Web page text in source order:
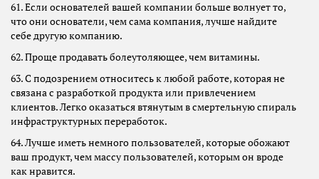
61. Если основателей вашей компании больше волнует то,
что они основатели, чем сама компания, лучше найдите
себе другую компанию.
62. Проще продавать болеутоляющее, чем витамины.
63. С подозрением относитесь к любой работе, которая не
связана с разработкой продукта или привлечением
клиентов. Легко оказаться втянутым в смертельную спираль
инфраструктурных переработок.
64. Лучше иметь немного пользователей, которые обожают
ваш продукт, чем массу пользователей, которым он вроде
как нравится.